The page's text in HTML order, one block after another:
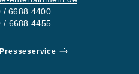
/ 6688 4400
/ 6688 4455